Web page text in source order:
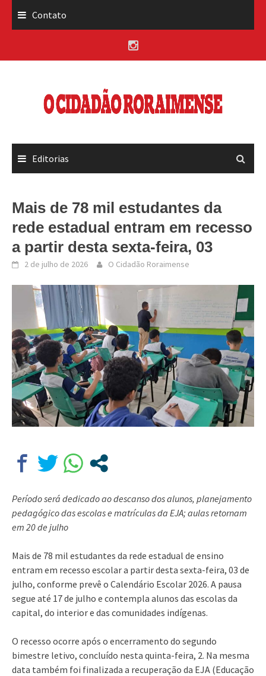
Contato
Editorias
Mais de 78 mil estudantes da
rede estadual entram em recesso
a partir desta sexta-feira, 03
2 de julho de 2026 O Cidadão Roraimense
Período será dedicado ao descanso dos alunos, planejamento
pedagógico das escolas e matrículas da EJA; aulas retornam
em 20 de julho
Mais de 78 mil estudantes da rede estadual de ensino
entram em recesso escolar a partir desta sexta-feira, 03 de
julho, conforme prevê o Calendário Escolar 2026. A pausa
segue até 17 de julho e contempla alunos das escolas da
capital, do interior e das comunidades indígenas.
O recesso ocorre após o encerramento do segundo
bimestre letivo, concluído nesta quinta-feira, 2. Na mesma
data também foi finalizada a recuperação da EJA (Educação